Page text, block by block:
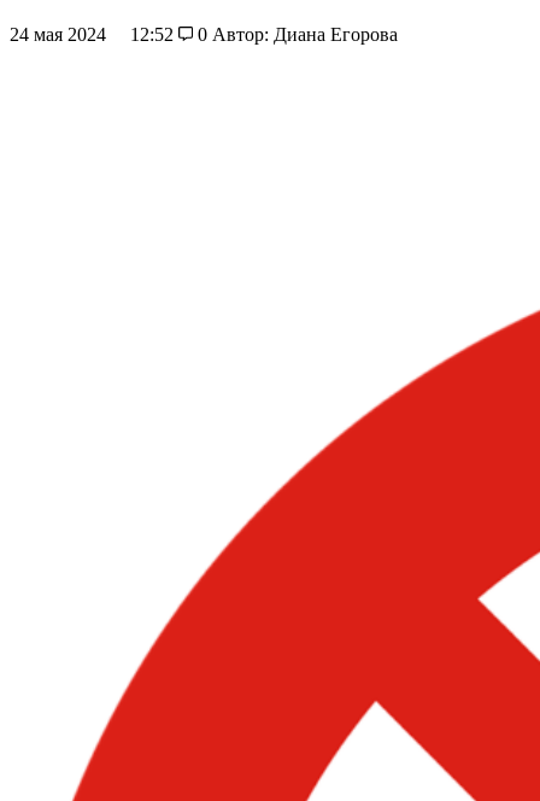
24 мая 2024 12:52 0 Автор: Диана Егорова